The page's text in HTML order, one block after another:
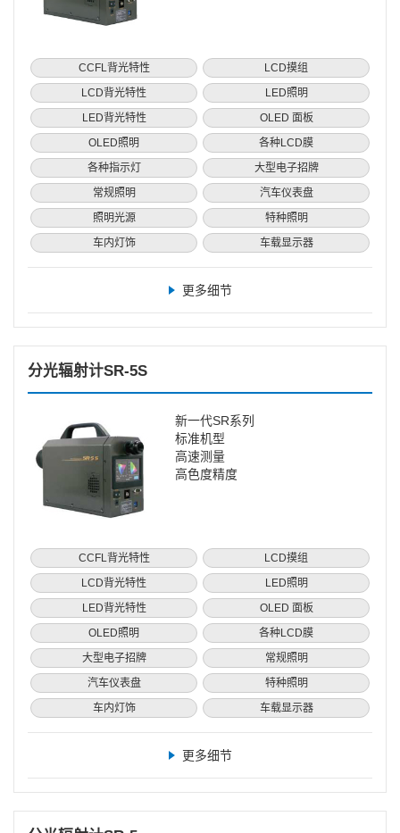
CCFL背光特性
LCD摸组
LCD背光特性
LED照明
LED背光特性
OLED 面板
OLED照明
各种LCD膜
各种指示灯
大型电子招牌
常规照明
汽车仪表盘
照明光源
特种照明
车内灯饰
车载显示器
更多细节
分光辐射计SR-5S
新一代SR系列
标准机型
高速测量
高色度精度
CCFL背光特性
LCD摸组
LCD背光特性
LED照明
LED背光特性
OLED 面板
OLED照明
各种LCD膜
大型电子招牌
常规照明
汽车仪表盘
特种照明
车内灯饰
车载显示器
更多细节